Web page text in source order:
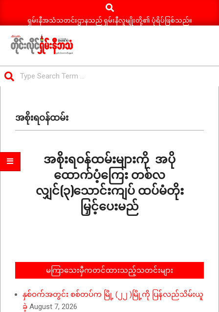
Search
ရှမ်းနီအသံသတင်းဌာနသည် ရှမ်းနီလူမျိုးတို့၏ ပုံရိပ်ဖြစ်သည်။
ရှမ်း
နီ
သတင်း
Menuအစိုးရဝန်ထမ်း
အစိုးရဝန်ထမ်းများကို အပို
ထောက်ပံ့ကြေး တစ်လ
လျှင်(၃)သောင်းကျပ် ထပ်မံတိုး
မြှင့်ပေးမည်
မကြာသေးမှီကတင်ထားသည့်သတင်းများ
နှစ်ဝက်အတွင်း စစ်တပ်က မြို့ (၂၂ )မြို့ကို ပြန်လည်သိမ်းယူ
ခဲ့ August 7, 2026